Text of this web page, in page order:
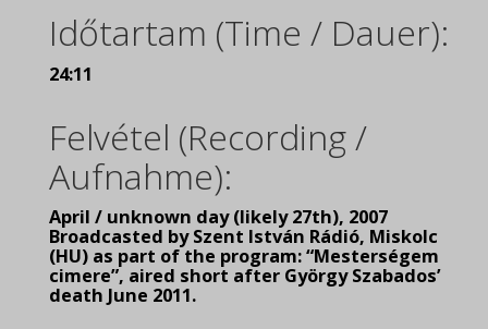
Időtartam (Time / Dauer):
24:11
Felvétel (Recording /
Aufnahme):
April / unknown day (likely 27th), 2007
Broadcasted by Szent István Rádió, Miskolc
(HU) as part of the program: “Mesterségem
cimere”, aired short after György Szabados’
death June 2011.